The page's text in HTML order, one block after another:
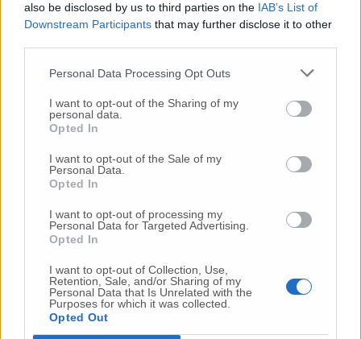
also be disclosed by us to third parties on the IAB’s List of
Downstream Participants that may further disclose it to other
Personal Data Processing Opt Outs
I want to opt-out of the Sharing of my
personal data.
Opted In
I want to opt-out of the Sale of my
Personal Data.
Opted In
I want to opt-out of processing my
Personal Data for Targeted Advertising.
Opted In
I want to opt-out of Collection, Use,
Retention, Sale, and/or Sharing of my
Personal Data that Is Unrelated with the
Purposes for which it was collected.
Opted Out
Commenta
Commenta l'articolo
Gli articoli più letti
orrore all’asilo, arrestate due educatrici
-Luigia Fortunato,
prima la lite, poi la furia col coltello
-Femminicidio a Loreto.Donna uccisa a
coltellate.Fermato il compagno: “L’ho ammazzata”
(Foto-Video)
-Scontro tra auto e moto a Numana:
gravissimo un centauroin eliambulanza a Torrette
24 Lug-Maltrattamenti all’asilo, parla il sindaco: